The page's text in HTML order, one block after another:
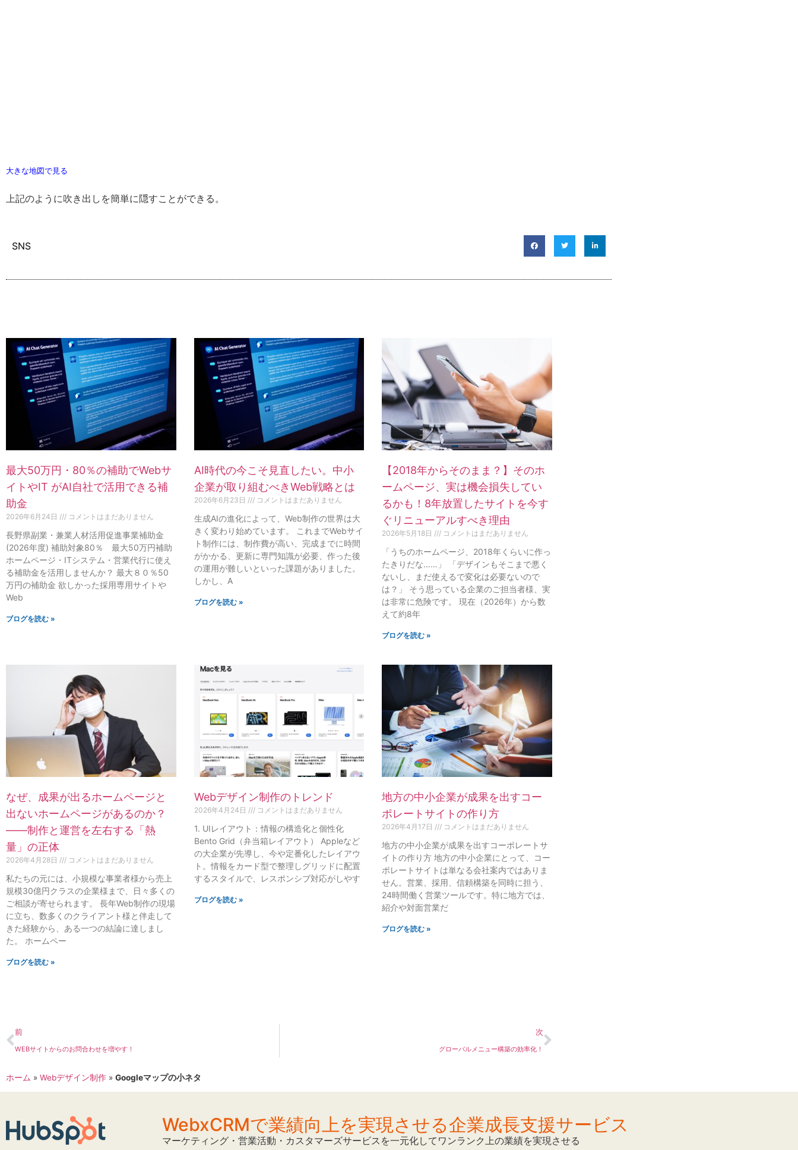
大きな地図で見る
上記のように吹き出しを簡単に隠すことができる。
SNS
最大50万円・80％の補助でWebサ
イトやIT がAI自社で活用できる補
助金
2026年6月24日 コメントはまだありません
長野県副業・兼業人材活用促進事業補助金
(2026年度) 補助対象80％ 最大50万円補助
ホームページ・ITシステム・営業代行に使え
る補助金を活用しませんか？ 最大８０％50
万円の補助金 欲しかった採用専用サイトや
Web
ブログを読む »
AI時代の今こそ見直したい。中小
企業が取り組むべきWeb戦略とは
2026年6月23日 コメントはまだありません
生成AIの進化によって、Web制作の世界は大
きく変わり始めています。 これまでWebサイ
ト制作には、制作費が高い、完成までに時間
がかかる、更新に専門知識が必要、作った後
の運用が難しいといった課題がありました。
しかし、A
ブログを読む »
【2018年からそのまま？】そのホ
ームページ、実は機会損失してい
るかも！8年放置したサイトを今す
ぐリニューアルすべき理由
2026年5月18日 コメントはまだありません
「うちのホームページ、2018年くらいに作っ
たきりだな……」 「デザインもそこまで悪く
ないし、まだ使えるで変化は必要ないので
は？」 そう思っている企業のご担当者様、実
は非常に危険です。 現在（2026年）から数
えて約8年
ブログを読む »
なぜ、成果が出るホームページと
出ないホームページがあるのか？
——制作と運営を左右する「熱
量」の正体
2026年4月28日 コメントはまだありません
私たちの元には、小規模な事業者様から売上
規模30億円クラスの企業様まで、日々多くの
ご相談が寄せられます。 長年Web制作の現場
に立ち、数多くのクライアント様と伴走して
きた経験から、ある一つの結論に達しまし
た。 ホームペー
ブログを読む »
Webデザイン制作のトレンド
2026年4月24日 コメントはまだありません
1. UIレイアウト：情報の構造化と個性化
Bento Grid（弁当箱レイアウト） Appleなど
の大企業が先導し、今や定番化したレイアウ
ト。情報をカード型で整理しグリッドに配置
するスタイルで、レスポンシブ対応がしやす
ブログを読む »
地方の中小企業が成果を出すコー
ポレートサイトの作り方
2026年4月17日 コメントはまだありません
地方の中小企業が成果を出すコーポレートサ
イトの作り方 地方の中小企業にとって、コー
ポレートサイトは単なる会社案内ではありま
せん。営業、採用、信頼構築を同時に担う、
24時間働く営業ツールです。特に地方では、
紹介や対面営業だ
ブログを読む »
前
WEBサイトからのお問合わせを増やす！
次
グローバルメニュー構築の効率化！
ホーム » Webデザイン制作 » Googleマップの小ネタ
WebxCRMで業績向上を実現させる企業成長支援サービス
マーケティング・営業活動・カスタマーズサービスを一元化してワンランク上の業績を実現させる